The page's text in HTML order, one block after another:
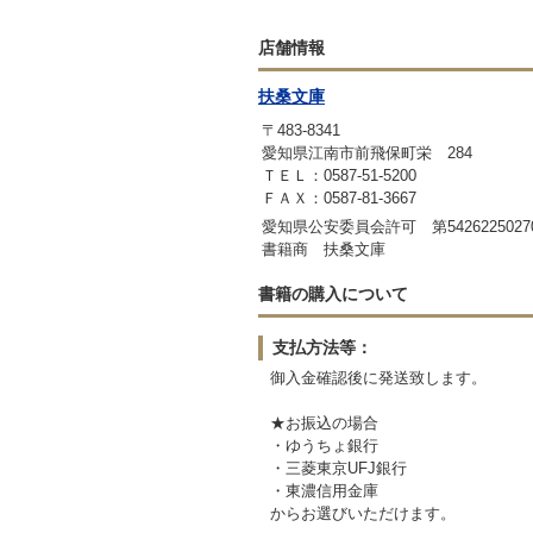
店舗情報
扶桑文庫
〒483-8341
愛知県江南市前飛保町栄 284
ＴＥＬ：0587-51-5200
ＦＡＸ：0587-81-3667
愛知県公安委員会許可 第
書籍商 扶桑文庫
書籍の購入について
支払方法等：
御入金確認後に発送致します。
★お振込の場合
・ゆうちょ銀行
・三菱東京UFJ銀行
・東濃信用金庫
からお選びいただけます。